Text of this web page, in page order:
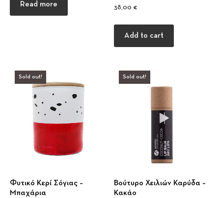
Read more 38,00 €
Add to cart
Sold out!
Φυτικό Κερί Σόγιας –
Mπαχάρια
Sold out!
Βούτυρο Χειλιών Καρύδα –
Κακάο